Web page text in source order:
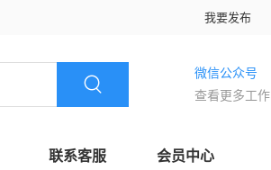
我要发布
微信公众号
查看更多工作
联系客服 会员中心